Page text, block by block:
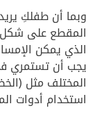
وبما أن طفلكِ
المقطع على شكل
الذي يمكن
يجب أن تستمري
المختلف مثل
استخدام أدوات